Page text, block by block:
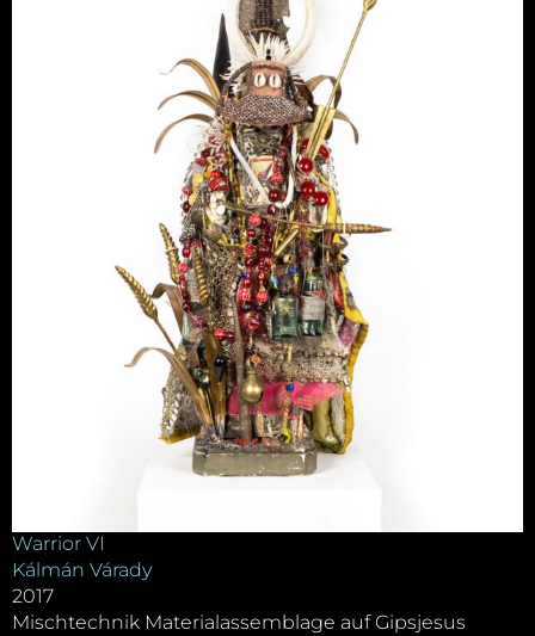
Warrior VI
Kálmán Várady
2017
Mischtechnik Materialassemblage auf Gipsjesus